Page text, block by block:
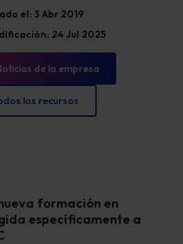
el: 3 Abr 2019
24 Jul 2025
de la empresa
los recursos
formación en
específicamente a